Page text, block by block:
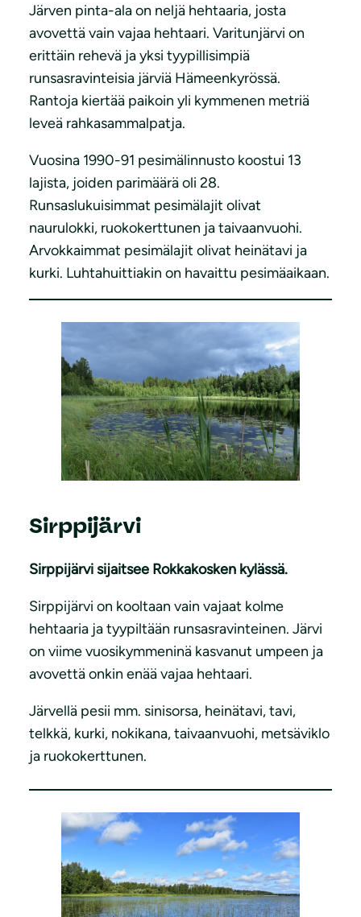
Järven pinta-ala on neljä hehtaaria, josta
avovettä vain vajaa hehtaari. Varitunjärvi on
erittäin rehevä ja yksi tyypillisimpiä
runsasravinteisia järviä Hämeenkyrössä.
Rantoja kiertää paikoin yli kymmenen metriä
leveä rahkasammalpatja.
Vuosina 1990-91 pesimälinnusto koostui 13
lajista, joiden parimäärä oli 28.
Runsaslukuisimmat pesimälajit olivat
naurulokki, ruokokerttunen ja taivaanvuohi.
Arvokkaimmat pesimälajit olivat heinätavi ja
kurki. Luhtahuittiakin on havaittu pesimäaikaan.
Sirppijärvi
Sirppijärvi sijaitsee Rokkakosken kylässä.
Sirppijärvi on kooltaan vain vajaat kolme
hehtaaria ja tyypiltään runsasravinteinen. Järvi
on viime vuosikymmeninä kasvanut umpeen ja
avovettä onkin enää vajaa hehtaari.
Järvellä pesii mm. sinisorsa, heinätavi, tavi,
telkkä, kurki, nokikana, taivaanvuohi, metsäviklo
ja ruokokerttunen.